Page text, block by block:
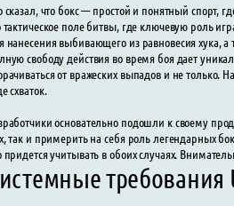
сказал, что бокс — простой и понятный спорт,
тактическое поле битвы, где ключевую роль
нанесения выбивающего из равновесия хука,
свободу действия во время боя дает
от вражеских выпадов и не только.
схваток.
основательно подошли к своему
так и примерить на себя роль легендарных
придется учитывать в обоих случаях.
требования